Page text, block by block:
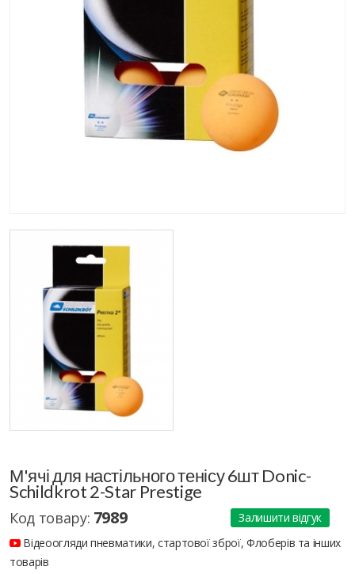
М'ячі для настільного тенісу 6шт Donic-
Schildkrot 2-Star Prestige
Код товару: 7989
Залишити відгук
Відеоогляди пневматики, стартової зброї, Флоберів та інших
товарів